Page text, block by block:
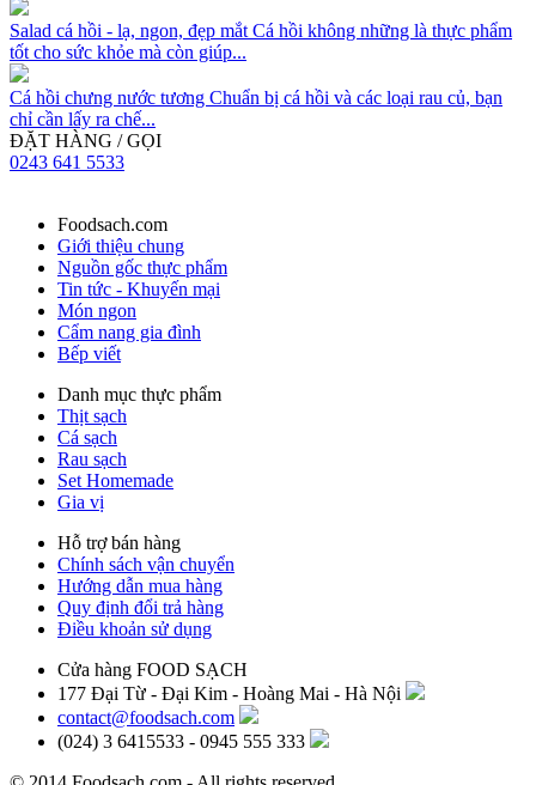
Salad cá hồi - lạ, ngon, đẹp mắt Cá hồi không những là thực phẩm
tốt cho sức khỏe mà còn giúp...
Cá hồi chưng nước tương Chuẩn bị cá hồi và các loại rau củ, bạn
chỉ cần lấy ra chế...
ĐẶT HÀNG / GỌI
0243 641 5533
Foodsach.com
Giới thiệu chung
Nguồn gốc thực phẩm
Tin tức - Khuyến mại
Món ngon
Cẩm nang gia đình
Bếp viết
Danh mục thực phẩm
Thịt sạch
Cá sạch
Rau sạch
Set Homemade
Gia vị
Hỗ trợ bán hàng
Chính sách vận chuyển
Hướng dẫn mua hàng
Quy định đổi trả hàng
Điều khoản sử dụng
Cửa hàng FOOD SẠCH
177 Đại Từ - Đại Kim - Hoàng Mai - Hà Nội
contact@foodsach.com
(024) 3 6415533 - 0945 555 333